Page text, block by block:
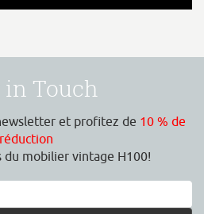
in Touch
et profitez de 10 % de
réduction
du mobilier vintage H100!